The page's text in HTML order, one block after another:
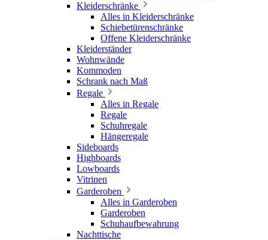
Kleiderschränke
Alles in Kleiderschränke
Schiebetürenschränke
Offene Kleiderschränke
Kleiderständer
Wohnwände
Kommoden
Schrank nach Maß
Regale
Alles in Regale
Regale
Schuhregale
Hängeregale
Sideboards
Highboards
Lowboards
Vitrinen
Garderoben
Alles in Garderoben
Garderoben
Schuhaufbewahrung
Nachttische